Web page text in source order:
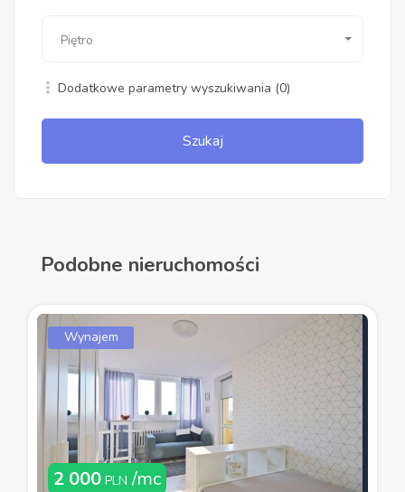
Piętro
Dodatkowe parametry wyszukiwania (0)
Szukaj
Podobne nieruchomości
Wynajem
2 000 PLN /mc